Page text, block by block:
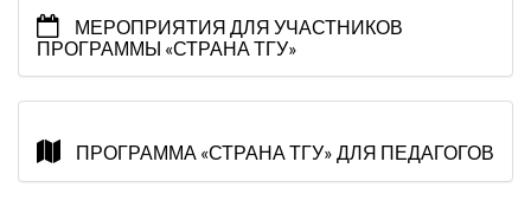
МЕРОПРИЯТИЯ ДЛЯ УЧАСТНИКОВ
ПРОГРАММЫ «СТРАНА ТГУ»
ПРОГРАММА «СТРАНА ТГУ» ДЛЯ ПЕДАГОГОВ